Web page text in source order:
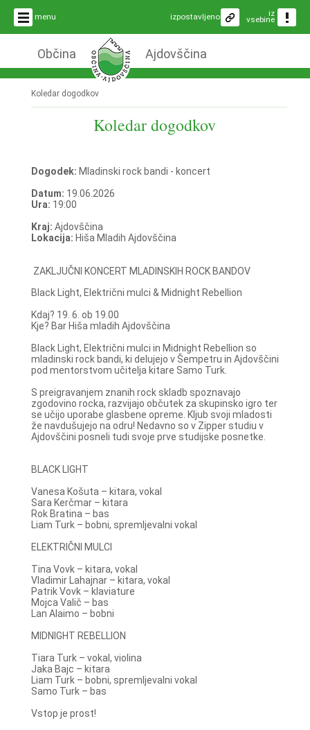
menu iz
vsebine
izpostavljeno
Občina Ajdovščina
Koledar dogodkov
Koledar dogodkov
Dogodek: Mladinski rock bandi - koncert
Datum: 19.06.2026
Ura: 19:00
Kraj: Ajdovščina
Lokacija: Hiša Mladih Ajdovščina
ZAKLJUČNI KONCERT MLADINSKIH ROCK BANDOV
Black Light, Električni mulci & Midnight Rebellion
Kdaj? 19. 6. ob 19.00
Kje? Bar Hiša mladih Ajdovščina
Black Light, Električni mulci in Midnight Rebellion so
mladinski rock bandi, ki delujejo v Šempetru in Ajdovščini
pod mentorstvom učitelja kitare Samo Turk.
S preigravanjem znanih rock skladb spoznavajo
zgodovino rocka, razvijajo občutek za skupinsko igro ter
se učijo uporabe glasbene opreme. Kljub svoji mladosti
že navdušujejo na odru! Nedavno so v Zipper studiu v
Ajdovščini posneli tudi svoje prve studijske posnetke.
BLACK LIGHT
Vanesa Košuta – kitara, vokal
Sara Kerčmar – kitara
Rok Bratina – bas
Liam Turk – bobni, spremljevalni vokal
ELEKTRIČNI MULCI
Tina Vovk – kitara, vokal
Vladimir Lahajnar – kitara, vokal
Patrik Vovk – klaviature
Mojca Valič – bas
Lan Alaimo – bobni
MIDNIGHT REBELLION
Tiara Turk – vokal, violina
Jaka Bajc – kitara
Liam Turk – bobni, spremljevalni vokal
Samo Turk – bas
Vstop je prost!